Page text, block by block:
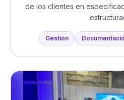
de los clientes en
Gestión